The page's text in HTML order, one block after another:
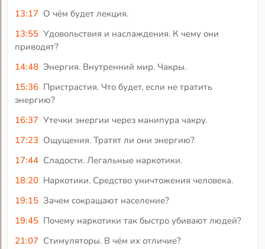
13:17 О чём будет лекция.
13:55 Удовольствия и наслаждения. К чему они
приводят?
14:48 Энергия. Внутренний мир. Чакры.
15:36 Пристрастия. Что будет, если не тратить
энергию?
16:37 Утечки энергии через манипура чакру.
17:23 Ощущения. Тратят ли они энергию?
17:44 Сладости. Легальные наркотики.
18:20 Наркотики. Средство уничтожения человека.
19:15 Зачем сокращают население?
19:45 Почему наркотики так быстро убивают людей?
21:07 Стимуляторы. В чём их отличие?